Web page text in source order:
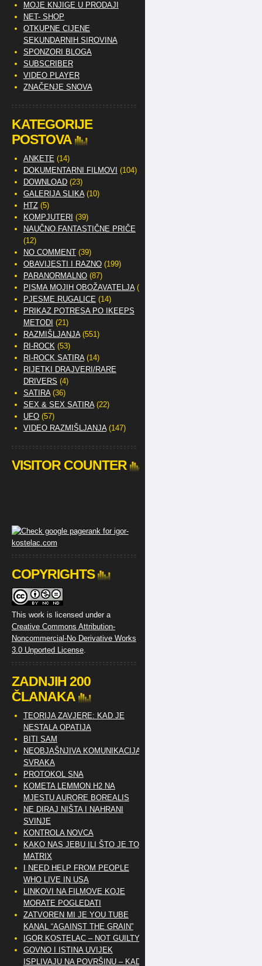
MOJE KNJIGE U PRODAJI
NET- SHOP
OTKUPNE CIJENE
SEKUNDARNIH SIROVINA
SPONZORI BLOGA
SUBSCRIBER
VIDEO PLAYER
ZNAČENJE SNOVA
KATEGORIJE
POSTOVA
ANKETE (14)
DOKUMENTARNI FILMOVI (104)
DOWNLOAD(23)
GALERIJA SLIKA(10)
HTZ(5)
KOMPJUTERI (39)
NAUČNO FANTASTIČNE PRIČE
(12)
NO COMMENT(39)
OBAVIJESTI I RAZNO(199)
PARANORMALNO(87)
PISMA MOJIH OBOŽAVATELJA(2)
PJESME RUGALICE (14)
PRIKAZ POTRESA PO IKEEPS
METODI (21)
RAZMIŠLJANJA(551)
RI-ROCK(53)
RI-ROCK SATIRA(14)
RIJETKI DRAJVERI/RARE
DRIVERS (4)
SATIRA(36)
SEX & SEX SATIRA(22)
UFO(57)
VIDEO RAZMIŠLJANJA(147)
VISITOR COUNTER
COPYRIGHTS
This work is licensed under a
Creative Commons Attribution-
Noncommercial-No Derivative Works
3.0 Unported License.
ZADNJIH 200
ČLANAKA
TEORIJA ZAVJERE: KAD JE
NESTALA OPATIJA
BITI SAM
NEOBJAŠNJIVA KOMUNIKACIJA
SVRAKA
PROTOKOL SNA
KOMETA LEMMON H2 NA
MJESTU AURORE BOREALIS
NE DIRAJ NIŠTA I NAHRANI
SVINJE
KONTROLA NOVCA
KAKO NAS JEBU ILI ŠTO JE TO
MATRIX
I NEED HELP FROM PEOPLE
WHO LIVE IN USA
LINKOVI NA FILMOVE KOJE
MORATE POGLEDATI
ZATVOREN MI JE YOU TUBE
KANAL “AGAINST THE GRAIN”
IGOR KOSTELAC – NOT GUILTY
GOVNO I ISTINA UVIJEK
ISPLIVAJU NA POVRŠINU – KAD